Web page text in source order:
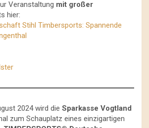
Veranstaltung mit großer
hier:
Stihl Timbersports: Spannende
2024 wird die Sparkasse Vogtland
zum Schauplatz eines einzigartigen